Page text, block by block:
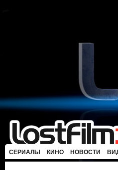
СЕРИАЛЫ КИНО НОВОСТИ